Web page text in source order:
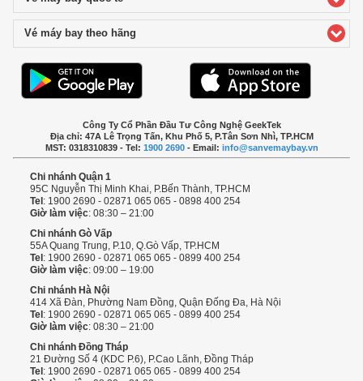
Vé máy bay theo hãng
Công Ty Cổ Phần Đầu Tư Công Nghệ GeekTek
Địa chỉ: 47A Lê Trọng Tấn, Khu Phố 5, P.Tân Sơn Nhì, TP.HCM
MST: 0318310839 - Tel: 1900 2690- Email: info@sanvemaybay.vn
Chi nhánh Quận 1
95C Nguyễn Thị Minh Khai, P.Bến Thành, TP.HCM
Tel: 1900 2690 - 02871 065 065 - 0898 400 254
Giờ làm việc: 08:30 – 21:00
Chi nhánh Gò Vấp
55A Quang Trung, P.10, Q.Gò Vấp, TP.HCM
Tel: 1900 2690 - 02871 065 065 - 0899 400 254
Giờ làm việc: 09:00 – 19:00
Chi nhánh Hà Nội
414 Xã Đàn, Phường Nam Đồng, Quận Đống Đa, Hà Nội
Tel: 1900 2690 - 02871 065 065 - 0899 400 254
Giờ làm việc: 08:30 – 21:00
Chi nhánh Đồng Tháp
21 Đường Số 4 (KDC P.6), P.Cao Lãnh, Đồng Tháp
Tel: 1900 2690 - 02871 065 065 - 0899 400 254